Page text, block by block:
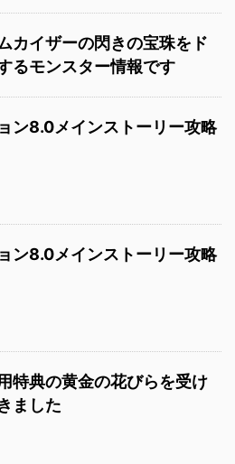
カイザーの閃きの宝珠をド
るモンスター情報です
ン8.0メインストーリー攻略
ン8.0メインストーリー攻略
特典の黄金の花びらを受け
ました